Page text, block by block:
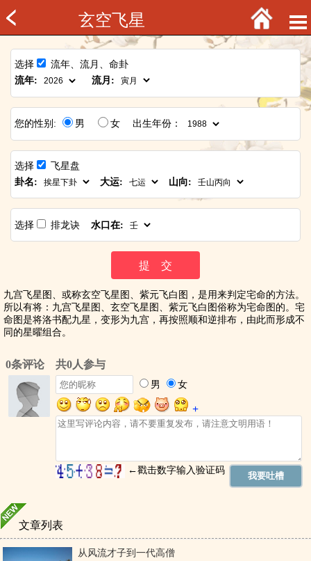
玄空飞星
选择
流年、流月、命卦
流年:
流月:
您的性别: 男 女 出生年份：
选择
飞星盘
卦名:
大运: 山向:
选择 排龙诀 水口在:
九宫飞星图、或称玄空飞星图、紫元飞白图，是用来判定宅命的方法。
所以有将：九宫飞星图、玄空飞星图、紫元飞白图俗称为宅命图的。宅
命图是将洛书配九星，变形为九宫，再按照顺和逆排布，由此而形成不
同的星曜组合。
文章列表
从风流才子到一代高僧